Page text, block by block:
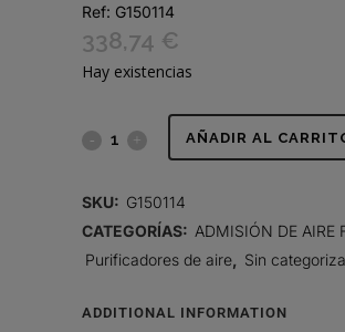
Ref: G150114
338,74 €
Hay existencias
FILTRO
FRG
AÑADIR AL
SKU: G150114
CATEGORÍAS: ADMISIÓN DE AIRE
Purificadores de aire
Sin
ADDITIONAL INFORMATION